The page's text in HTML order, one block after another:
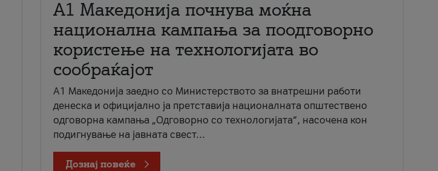
A1 Македонија почнува моќна
национална кампања за поодговорно
користење на технологијата во
сообраќајот
A1 Македонија заедно со Министерството за внатрешни работи
денеска и официјално ја претставија националната општествено
одговорна кампања „Одговорно со технологијата“, насочена кон
подигнување на јавната свест...
Дознај повеќе